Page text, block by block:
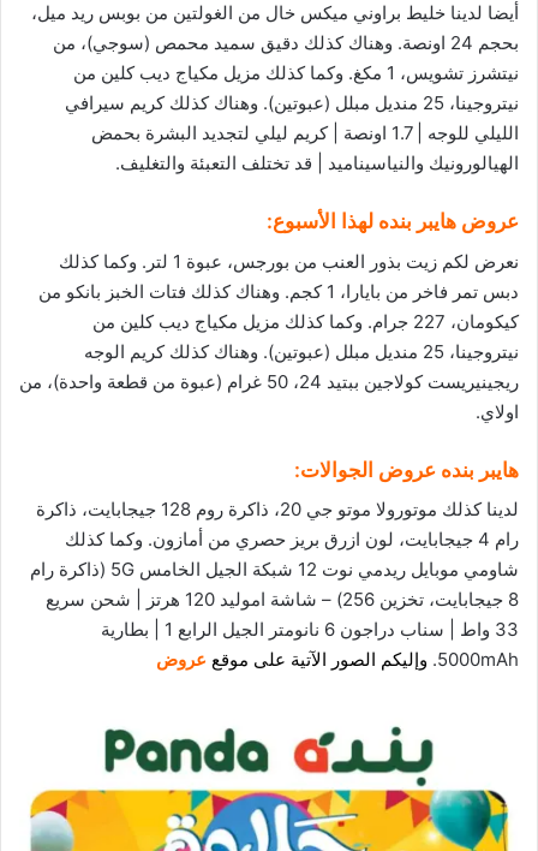
أيضا لدينا خليط براوني ميكس خال من الغولتين من بوبس ريد ميل،
بحجم 24 اونصة. وهناك كذلك دقيق سميد محمص (سوجي)، من
نيتشرز تشويس، 1 مكغ. وكما كذلك مزيل مكياج ديب كلين من
نيتروجينا، 25 منديل مبلل (عبوتين). وهناك كذلك كريم سيرافي
الليلي للوجه | 1.7 اونصة | كريم ليلي لتجديد البشرة بحمض
الهيالورونيك والنياسيناميد | قد تختلف التعبئة والتغليف.
عروض هايبر بنده لهذا الأسبوع:
نعرض لكم زيت بذور العنب من بورجس، عبوة 1 لتر. وكما كذلك
دبس تمر فاخر من بايارا، 1 كجم. وهناك كذلك فتات الخبز بانكو من
كيكومان، 227 جرام. وكما كذلك مزيل مكياج ديب كلين من
نيتروجينا، 25 منديل مبلل (عبوتين). وهناك كذلك كريم الوجه
ريجينيريست كولاجين ببتيد 24، 50 غرام (عبوة من قطعة واحدة)، من
اولاي.
هايبر بنده عروض الجوالات:
لدينا كذلك موتورولا موتو جي 20، ذاكرة روم 128 جيجابايت، ذاكرة
رام 4 جيجابايت، لون ازرق بريز حصري من أمازون. وكما كذلك
شاومي موبايل ريدمي نوت 12 شبكة الجيل الخامس 5G (ذاكرة رام
8 جيجابايت، تخزين 256) – شاشة اموليد 120 هرتز | شحن سريع
33 واط | سناب دراجون 6 نانومتر الجيل الرابع 1 | بطارية
5000mAh. وإليكم الصور الآتية على موقع عروض